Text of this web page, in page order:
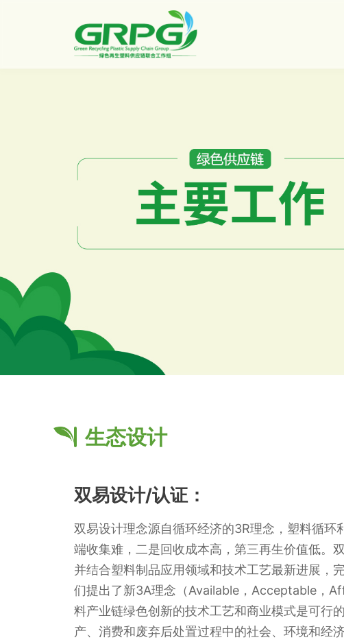
生态设计
双易设计/认证：
双易设计理念源自循环经济的3R理念，塑料循环
端收集难，二是回收成本高，第三再生价值低。
并结合塑料制品应用领域和技术工艺最新进展，
们提出了新3A理念（Available，Acceptable，
料产业链绿色创新的技术工艺和商业模式是可行
产、消费和废弃后处置过程中的社会、环境和经